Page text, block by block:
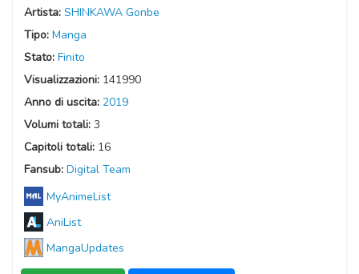
Artista: SHINKAWA Gonbe
Tipo: Manga
Stato: Finito
Visualizzazioni: 141990
Anno di uscita: 2019
Volumi totali: 3
Capitoli totali: 16
Fansub: Digital Team
MyAnimeList
AniList
MangaUpdates